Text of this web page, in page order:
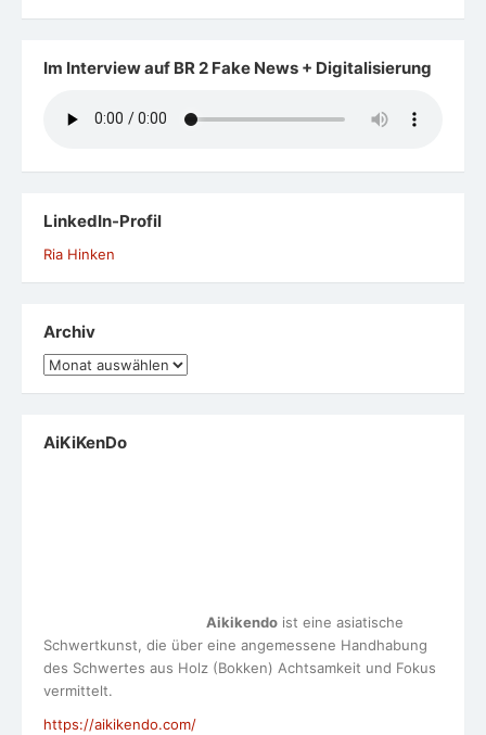
Im Interview auf BR 2 Fake News + Digitalisierung
LinkedIn-Profil
Ria Hinken
Archiv
Archiv
AiKiKenDo
Aikikendo ist eine asiatische
Schwertkunst, die über eine angemessene Handhabung
des Schwertes aus Holz (Bokken) Achtsamkeit und Fokus
vermittelt.
https://aikikendo.com/